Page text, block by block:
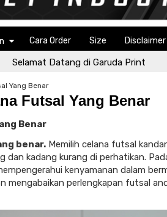
Cara Order Size Disclaimer
Selamat Datang di Garuda Print
Yang Benar
Futsal Yang Benar
Benar
benar. Memilih celana futsal
kadang kurang di perhatikan.
kenyamanan dalam
mengabaikan perlengkapan futsal